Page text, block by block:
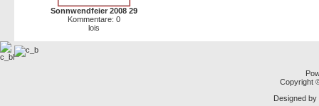
Sonnwendfeier 2008 29
Kommentare: 0
lois
Copyright
Designed by